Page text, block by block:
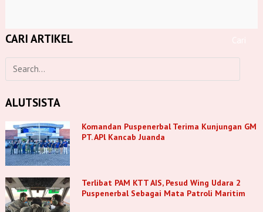
CARI ARTIKEL
ALUTSISTA
Komandan Puspenerbal Terima Kunjungan GM
PT. APl Kancab Juanda
Terlibat PAM KTT AIS, Pesud Wing Udara 2
Puspenerbal Sebagai Mata Patroli Maritim